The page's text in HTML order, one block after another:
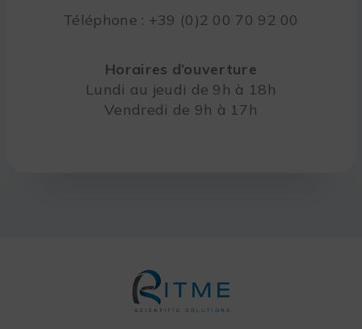
Téléphone : +39 (0)2 00 70 92 00
Horaires d’ouverture
Lundi au jeudi de 9h à 18h
Vendredi de 9h à 17h